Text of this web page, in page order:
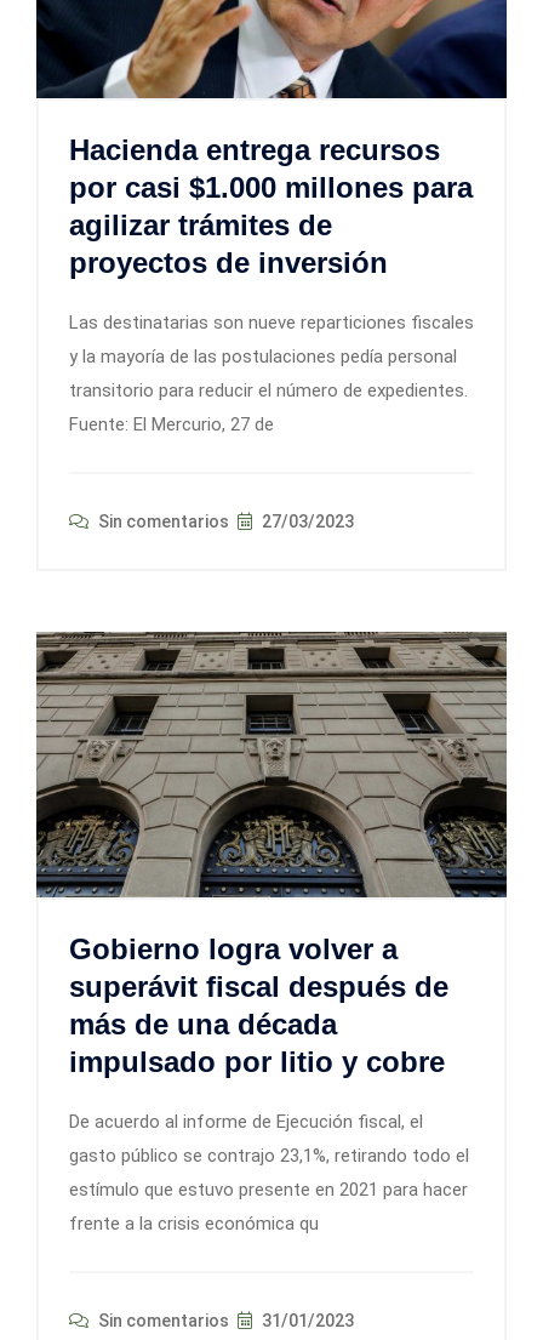
Hacienda entrega recursos
por casi $1.000 millones para
agilizar trámites de
proyectos de inversión
Las destinatarias son nueve reparticiones fiscales
y la mayoría de las postulaciones pedía personal
transitorio para reducir el número de expedientes.
Fuente: El Mercurio, 27 de
Sin comentarios 27/03/2023
Gobierno logra volver a
superávit fiscal después de
más de una década
impulsado por litio y cobre
De acuerdo al informe de Ejecución fiscal, el
gasto público se contrajo 23,1%, retirando todo el
estímulo que estuvo presente en 2021 para hacer
frente a la crisis económica qu
Sin comentarios 31/01/2023